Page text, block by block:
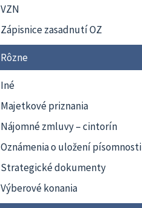
VZN
Zápisnice zasadnutí OZ
Rôzne
Iné
Majetkové priznania
Nájomné zmluvy – cintorín
Oznámenia o uložení písomnosti
Strategické dokumenty
Výberové konania